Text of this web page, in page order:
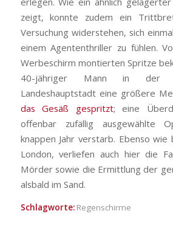
zeigt, konnte zudem ein
Versuchung widerstehen, sich
einem Agententhriller zu fühlen.
Werbeschirm montierten Spritze
40-jähriger Mann in der
Landeshauptstadt eine größere
das Gesäß gespritzt; eine
offenbar zufällig ausgewählte
knappen Jahr verstarb. Ebenso wie
London, verliefen auch hier die
Mörder sowie die Ermittlung der
alsbald im Sand.
Schlagworte: Regenschirme